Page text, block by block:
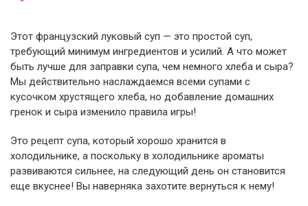
Этот французский луковый суп — это простой суп,
требующий минимум ингредиентов и усилий. А что может
быть лучше для заправки супа, чем немного хлеба и сыра?
Мы действительно наслаждаемся всеми супами с
кусочком хрустящего хлеба, но добавление домашних
гренок и сыра изменило правила игры!
Это рецепт супа, который хорошо хранится в
холодильнике, а поскольку в холодильнике ароматы
развиваются сильнее, на следующий день он становится
еще вкуснее! Вы наверняка захотите вернуться к нему!